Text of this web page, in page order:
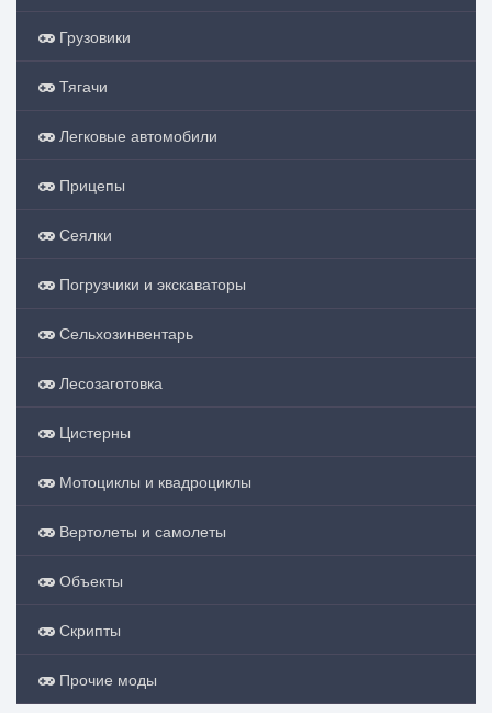
Грузовики
Тягачи
Легковые автомобили
Прицепы
Сеялки
Погрузчики и экскаваторы
Сельхозинвентарь
Лесозаготовка
Цистерны
Мотоциклы и квадроциклы
Вертолеты и самолеты
Объекты
Скрипты
Прочие моды